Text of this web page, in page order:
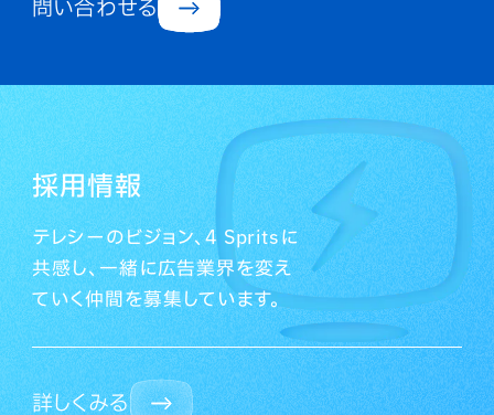
問い合わせる
採用情報
テレシーのビジョン、4 Spritsに
共感し、一緒に広告業界を変え
ていく仲間を募集しています。
詳しくみる